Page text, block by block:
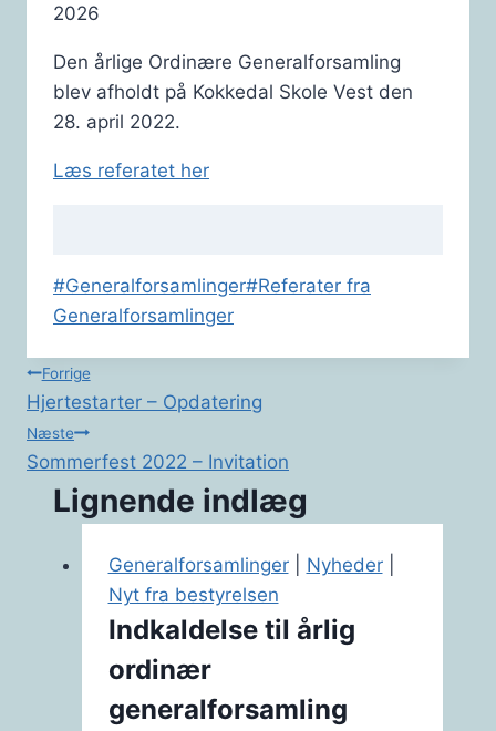
2026
Den årlige Ordinære Generalforsamling
blev afholdt på Kokkedal Skole Vest den
28. april 2022.
Læs referatet her
Indlæg-
tags:
#Generalforsamlinger#Referater fra
Generalforsamlinger
Indlægsnavigation
Forrige
Hjertestarter – Opdatering
Næste
Sommerfest 2022 – Invitation
Lignende indlæg
Generalforsamlinger| Nyheder|
Nyt fra bestyrelsen
Indkaldelse til årlig
ordinær
generalforsamling